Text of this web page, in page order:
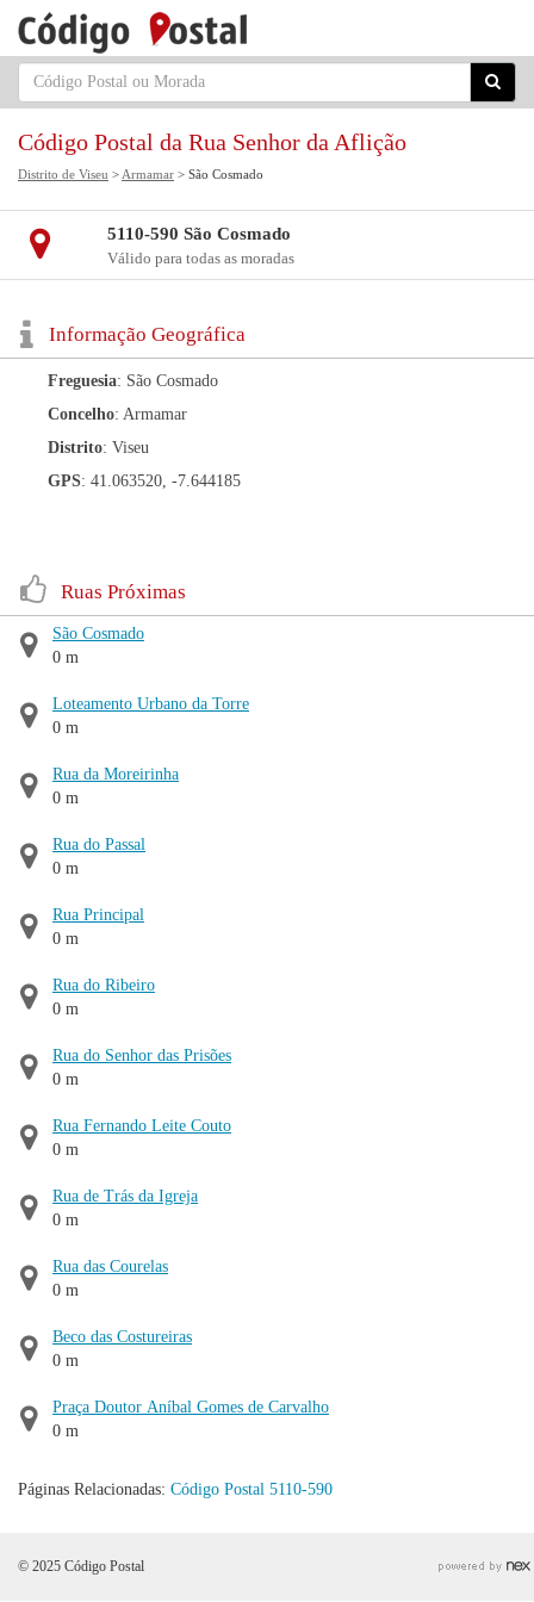
Código Postal da Rua Senhor da Aflição
Distrito de Viseu > Armamar > São Cosmado
5110-590 São Cosmado
Válido para todas as moradas
Informação Geográfica
Freguesia: São Cosmado
Concelho: Armamar
Distrito: Viseu
GPS: 41.063520, -7.644185
Ruas Próximas
São Cosmado
0 m
Loteamento Urbano da Torre
0 m
Rua da Moreirinha
0 m
Rua do Passal
0 m
Rua Principal
0 m
Rua do Ribeiro
0 m
Rua do Senhor das Prisões
0 m
Rua Fernando Leite Couto
0 m
Rua de Trás da Igreja
0 m
Rua das Courelas
0 m
Beco das Costureiras
0 m
Praça Doutor Aníbal Gomes de Carvalho
0 m
Páginas Relacionadas: Código Postal 5110-590
© 2025 Código Postal